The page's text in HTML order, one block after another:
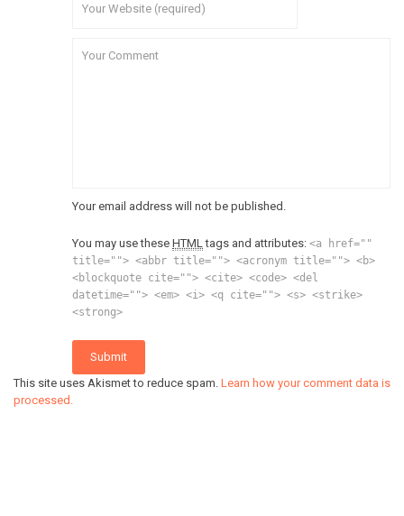
Your email address will not be published.
You may use these HTML tags and attributes: <a href=""
title=""> <abbr title=""> <acronym title=""> <b>
<blockquote cite=""> <cite> <code> <del
datetime=""> <em> <i> <q cite=""> <s> <strike>
<strong>
Submit
This site uses Akismet to reduce spam. Learn how your comment data is
processed.